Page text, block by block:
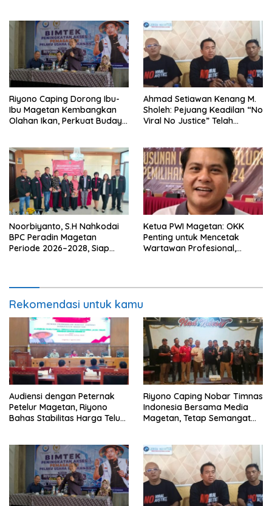
Riyono Caping Dorong Ibu-
Ibu Magetan Kembangkan
Olahan Ikan, Perkuat Budaya
Ahmad Setiawan Kenang M.
Sholeh: Pejuang Keadilan “No
Viral No Justice” Telah
Noorbiyanto, S.H Nahkodai
BPC Peradin Magetan
Periode 2026–2028, Siap
Ketua PWI Magetan: OKK
Penting untuk Mencetak
Wartawan Profesional,
Rekomendasi untuk kamu
Audiensi dengan Peternak
Petelur Magetan, Riyono
Bahas Stabilitas Harga Telur
Riyono Caping Nobar Timnas
Indonesia Bersama Media
Magetan, Tetap Semangat